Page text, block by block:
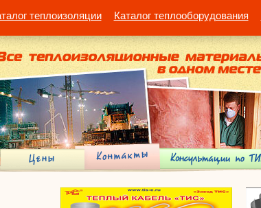
теплоизоляции Каталог теплооборудования